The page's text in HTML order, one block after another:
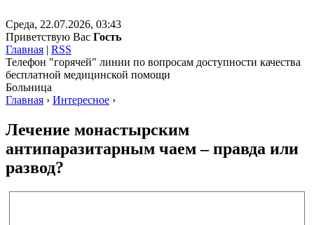
Среда, 22.07.2026, 03:43
Приветствую Вас Гость
Главная | RSS
Телефон "горячей" линии по вопросам доступности качества
бесплатной медицинской помощи
Больница
Главная › Интересное ›
Лечение монастырским
антипаразитарным чаем – правда или
развод?